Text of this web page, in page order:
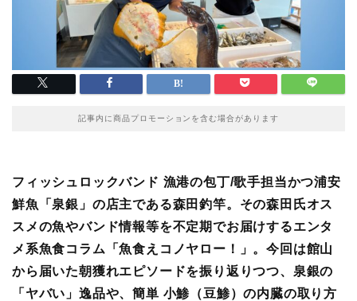
記事内に商品プロモーションを含む場合があります
フィッシュロックバンド 漁港の包丁/歌手担当かつ浦安
鮮魚「泉銀」の店主である森田釣竿。その森田氏オス
スメの魚やバンド情報等を不定期でお届けするエンタ
メ系魚食コラム「魚食えコノヤロー！」。今回は館山
から届いた朝獲れエピソードを振り返りつつ、泉銀の
「ヤバい」逸品や、簡単 小鯵（豆鯵）の内臓の取り方